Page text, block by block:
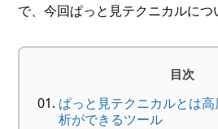
で、今回ぱっと見テクニカルにつ
目次
ぱっと見テクニカルとは
析ができるツール